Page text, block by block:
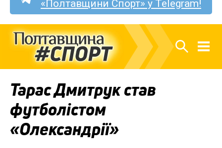
«Полтавщини Спорт» у Telegram!
Тарас Дмитрук став
футболістом
«Олександрії»